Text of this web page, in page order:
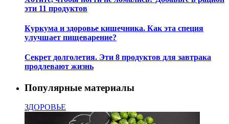
эти 11 продуктов
Куркума и здоровье кишечника. Как эта специя
улучшает пищеварение?
Секрет долголетия. Эти 8 продуктов для завтрака
продлевают жизнь
Популярные материалы
ЗДОРОВЬЕ